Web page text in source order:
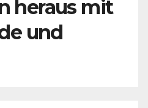
heraus mit
und